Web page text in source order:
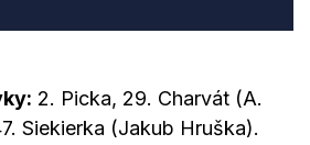
2. Picka, 29. Charvát (A.
Siekierka (Jakub Hruška).